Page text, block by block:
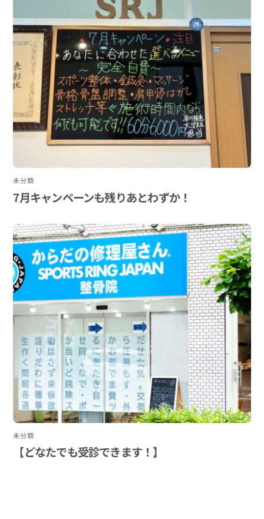
未分類
7月キャンペーンも残りあとわずか！
未分類
【どなたでも受診できます！】